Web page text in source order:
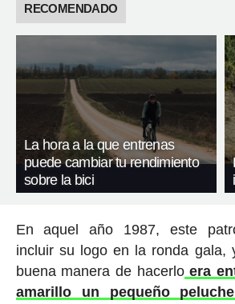
RECOMENDADO
La hora a la que entrenas
puede cambiar tu rendimiento
sobre la bici
En aquel año 1987, este
incluir su logo en la ronda gala,
buena manera de hacerloera
amarillo un pequeño